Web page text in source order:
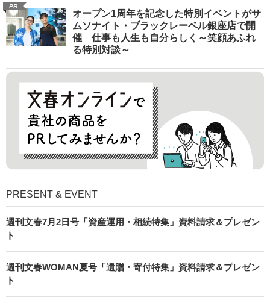
PR
オープン1周年を記念した特別イベントがサ
ムソナイト・ブラックレーベル銀座店で開
催 仕事も人生も自分らしく～笑顔あふれ
る特別対談～
PRESENT & EVENT
週刊文春7月2日号「資産運用・相続特集」資料請求＆プレゼン
ト
週刊文春WOMAN夏号「遺贈・寄付特集」資料請求＆プレゼン
ト